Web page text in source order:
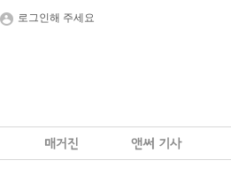
로그인해 주세요